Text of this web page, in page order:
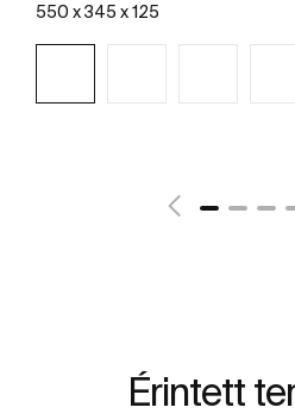
550 x 345 x 125
Érintett